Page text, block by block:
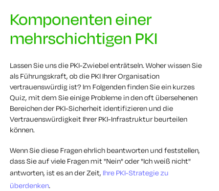
Komponenten einer
mehrschichtigen PKI
Lassen Sie uns die PKI-Zwiebel enträtseln. Woher wissen Sie
als Führungskraft, ob die PKI Ihrer Organisation
vertrauenswürdig ist? Im Folgenden finden Sie ein kurzes
Quiz, mit dem Sie einige Probleme in den oft übersehenen
Bereichen der PKI-Sicherheit identifizieren und die
Vertrauenswürdigkeit Ihrer PKI-Infrastruktur beurteilen
können.
Wenn Sie diese Fragen ehrlich beantworten und feststellen,
dass Sie auf viele Fragen mit "Nein" oder "Ich weiß nicht"
antworten, ist es an der Zeit, Ihre PKI-Strategie zu
überdenken.